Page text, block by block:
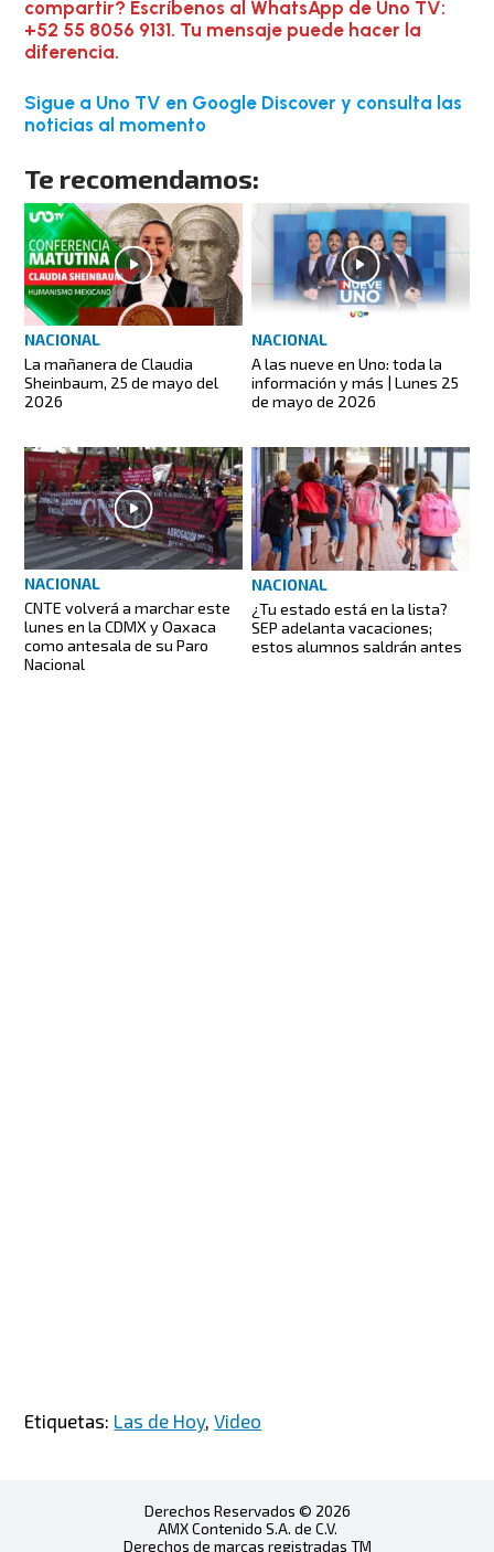
compartir? Escríbenos al WhatsApp de Uno TV:
+52 55 8056 9131. Tu mensaje puede hacer la
diferencia.
Sigue a Uno TV en Google Discover y consulta las
noticias al momento
Te recomendamos:
NACIONAL
La mañanera de Claudia
Sheinbaum, 25 de mayo del
2026
NACIONAL
A las nueve en Uno: toda la
información y más | Lunes 25
de mayo de 2026
NACIONAL
CNTE volverá a marchar este
lunes en la CDMX y Oaxaca
como antesala de su Paro
Nacional
NACIONAL
¿Tu estado está en la lista?
SEP adelanta vacaciones;
estos alumnos saldrán antes
Etiquetas: Las de Hoy,Video
Derechos Reservados © 2026
AMX Contenido S.A. de C.V.
Derechos de marcas registradas TM